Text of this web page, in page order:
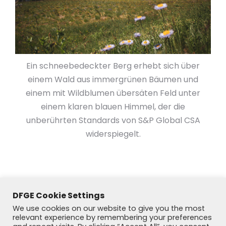
Ein schneebedeckter Berg erhebt sich über
einem Wald aus immergrünen Bäumen und
einem mit Wildblumen übersäten Feld unter
einem klaren blauen Himmel, der die
unberührten Standards von S&P Global CSA
widerspiegelt.
DFGE Cookie Settings
We use cookies on our website to give you the most
relevant experience by remembering your preferences